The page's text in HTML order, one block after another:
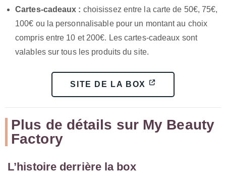
Cartes-cadeaux : choisissez entre la carte de 50€, 75€,
100€ ou la personnalisable pour un montant au choix
compris entre 10 et 200€. Les cartes-cadeaux sont
valables sur tous les produits du site.
SITE DE LA BOX
Plus de détails sur My Beauty
Factory
L’histoire derrière la box